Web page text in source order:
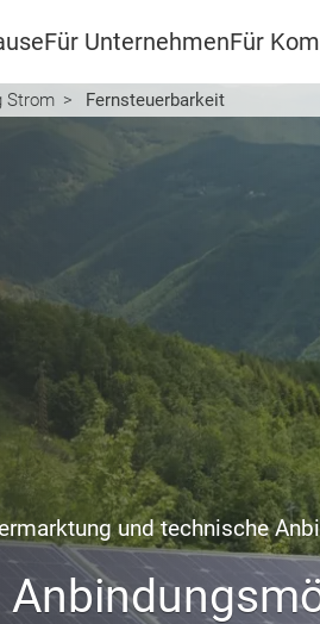
Für UnternehmenFür
Strom Fernsteuerbarkeit
und technische